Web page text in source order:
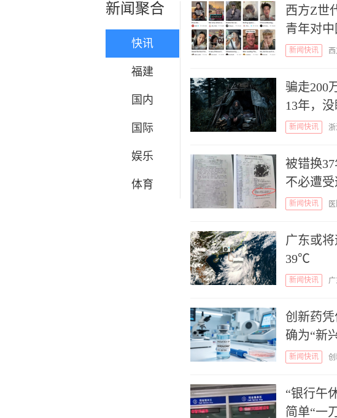
新闻聚合
快讯
福建
国内
国际
娱乐
体育
西方Z世
青年对
新闻快讯
骗走200
13年，
新闻快讯
被错换
不必遭
新闻快讯
广东或
39℃
新闻快讯
创新药
确为“新
新闻快讯 创
“银行午
简单“一